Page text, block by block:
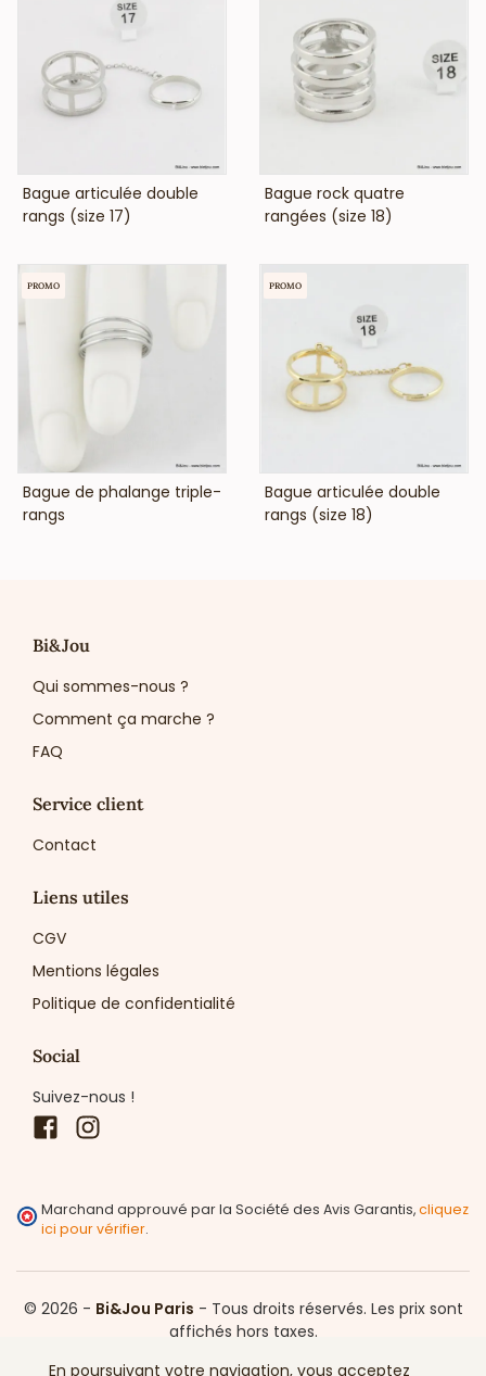
VOIR LE PRIX
Bague articulée double
rangs (size 17)
VOIR LE PRIX
Bague rock quatre
rangées (size 18)
VOIR LE PRIX
Bague de phalange triple-
rangs
PROMO
VOIR LE PRIX
Bague articulée double
rangs (size 18)
PROMO
Bi&Jou
Qui sommes-nous ?
Comment ça marche ?
FAQ
Service client
Contact
Liens utiles
CGV
Mentions légales
Politique de confidentialité
Social
Suivez-nous !
Facebook
Marchand approuvé par la Société des Avis Garantis,cliquez
ici pour vérifier.
© 2026 - Bi&Jou Paris - Tous droits réservés. Les prix sont
affichés hors taxes.
En poursuivant votre navigation, vous acceptez